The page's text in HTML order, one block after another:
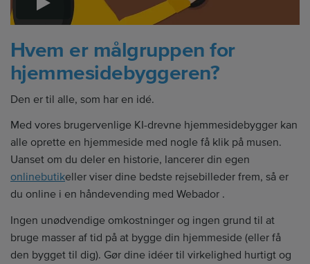
Hvem er målgruppen for
hjemmesidebyggeren?
Den er til alle, som har en idé.
Med vores brugervenlige KI-drevne hjemmesidebygger kan
alle oprette en hjemmeside med nogle få klik på musen.
Uanset om du deler en historie, lancerer din egen
onlinebutikeller viser dine bedste rejsebilleder frem, så er
du online i en håndevending med Webador .
Ingen unødvendige omkostninger og ingen grund til at
bruge masser af tid på at bygge din hjemmeside (eller få
den bygget til dig). Gør dine idéer til virkelighed hurtigt og